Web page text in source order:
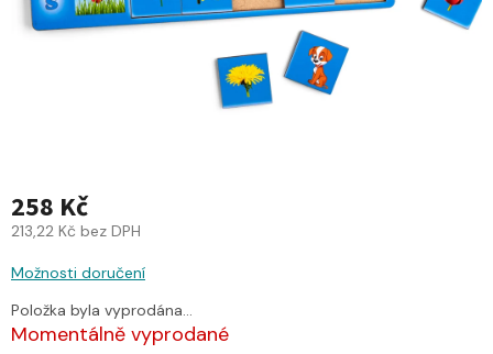
258 Kč
213,22 Kč bez DPH
Momentálně vyprodané
Možnosti doručení
Položka byla vyprodána…